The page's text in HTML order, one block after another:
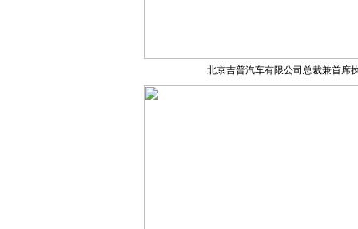
北京吉普汽车有限公司总裁兼首席